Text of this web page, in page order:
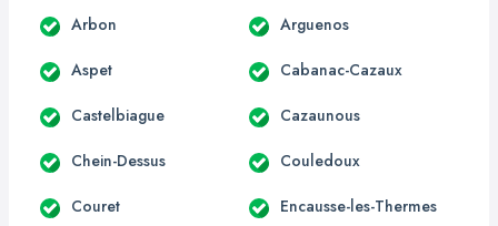
Arbon Arguenos
Aspet Cabanac-Cazaux
Castelbiague Cazaunous
Chein-Dessus Couledoux
Couret Encausse-les-Thermes